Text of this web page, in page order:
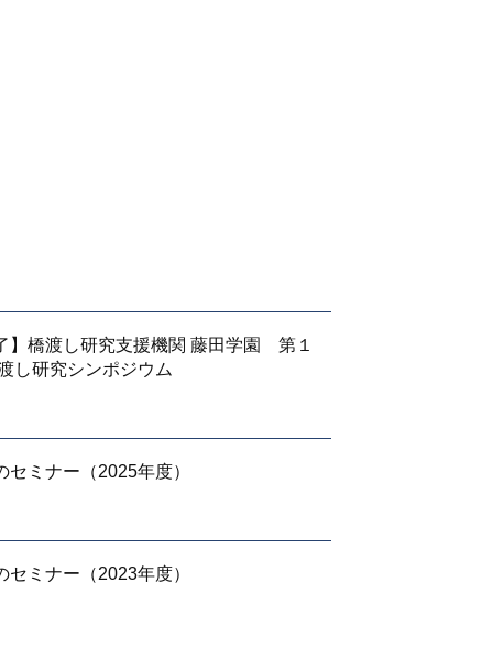
】橋渡し研究支援機関 藤田学園 第１
し研究シンポジウム
セミナー（2025年度）
セミナー（2023年度）